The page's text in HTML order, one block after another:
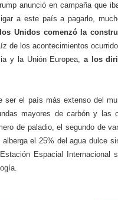
anunció en campaña que
a este país a pagarlo,
Unidos comenzó la
de los acontecimientos
y la Unión Europea, a
los
ser el país más extenso del
mayores de carbón y las
de paladio, el segundo de
el 25% del agua dulce
Espacial